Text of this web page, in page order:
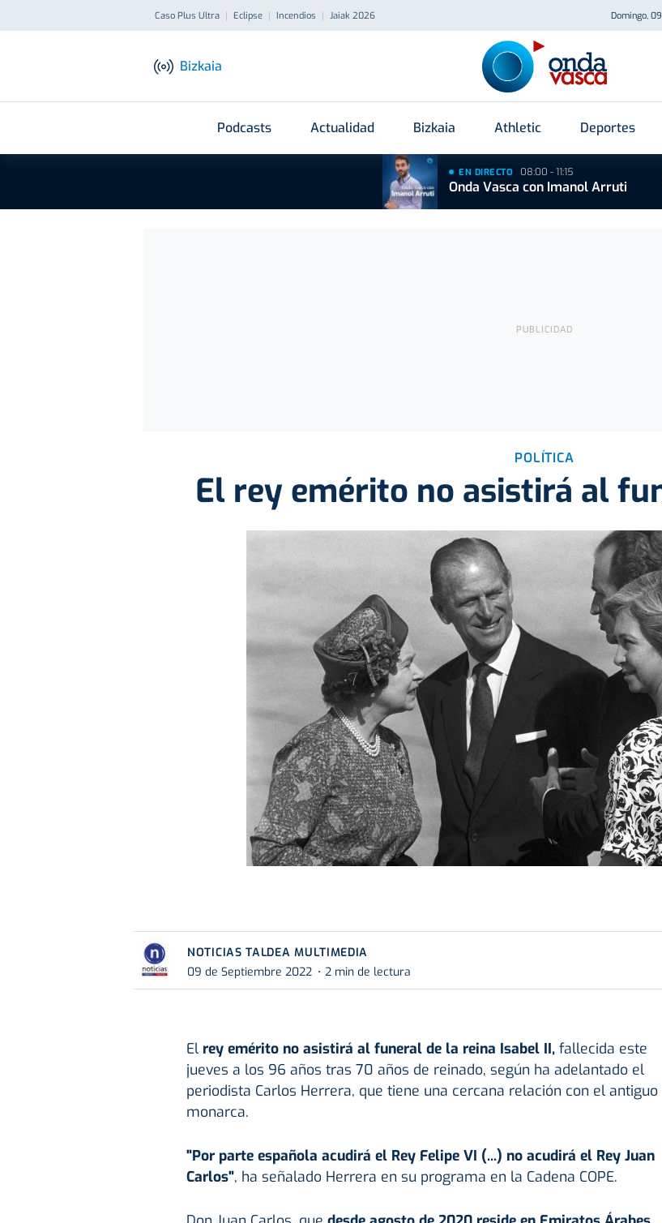
Caso Plus Ultra Eclipse Incendios Jaiak 2026 Domingo,
Bizkaia
Podcasts Actualidad Bizkaia Athletic Deportes
EN DIRECTO 08:00 - 11:15
Onda Vasca con Imanol Arruti
POLÍTICA
El rey emérito no asistirá al
NOTICIAS TALDEA MULTIMEDIA
09 de Septiembre 2022
2 min de lectura
El rey emérito no asistirá al funeral de la reina Isabel II,fallecida este
jueves a los 96 años tras 70 años de reinado, según ha adelantado el
periodista Carlos Herrera, que tiene una cercana relación con el antiguo
monarca.
"Por parte española acudirá el Rey Felipe VI (...) no acudirá el Rey Juan
Carlos", ha señalado Herrera en su programa en la Cadena COPE.